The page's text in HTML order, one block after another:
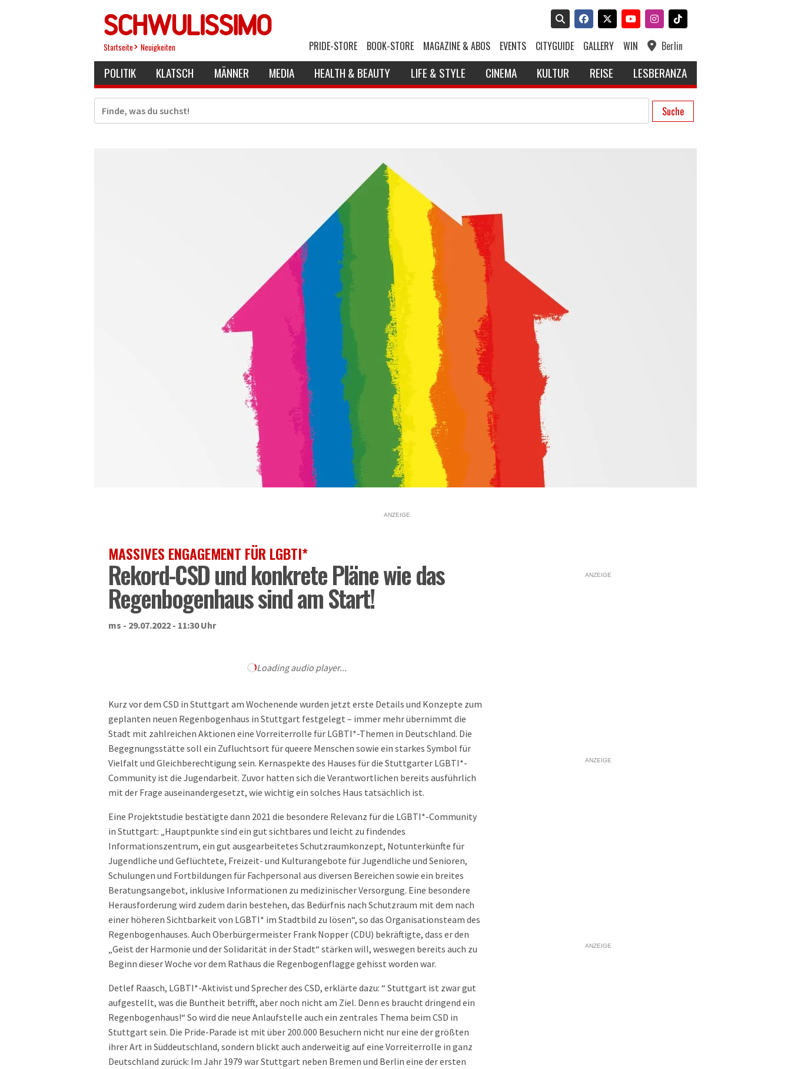
Startseite Neuigkeiten PRIDE-STORE BOOK-STORE MAGAZINE & ABOS EVENTS CITYGUIDE GALLERY WIN Berlin
POLITIK KLATSCH MÄNNER MEDIA HEALTH & BEAUTY LIFE & STYLE CINEMA KULTUR REISE LESBERANZA
Suche
ANZEIGE
MASSIVES ENGAGEMENT FÜR LGBTI*
Rekord-CSD und konkrete Pläne wie das
Regenbogenhaus sind am Start!
ms - 29.07.2022 - 11:30 Uhr
Loading audio player...
Kurz vor dem CSD in Stuttgart am Wochenende wurden jetzt erste Details und Konzepte zum
geplanten neuen Regenbogenhaus in Stuttgart festgelegt – immer mehr übernimmt die
Stadt mit zahlreichen Aktionen eine Vorreiterrolle für LGBTI*-Themen in Deutschland. Die
Begegnungsstätte soll ein Zufluchtsort für queere Menschen sowie ein starkes Symbol für
Vielfalt und Gleichberechtigung sein. Kernaspekte des Hauses für die Stuttgarter LGBTI*-
Community ist die Jugendarbeit. Zuvor hatten sich die Verantwortlichen bereits ausführlich
mit der Frage auseinandergesetzt, wie wichtig ein solches Haus tatsächlich ist.
Eine Projektstudie bestätigte dann 2021 die besondere Relevanz für die LGBTI*-Community
in Stuttgart: „Hauptpunkte sind ein gut sichtbares und leicht zu findendes
Informationszentrum, ein gut ausgearbeitetes Schutzraumkonzept, Notunterkünfte für
Jugendliche und Geflüchtete, Freizeit- und Kulturangebote für Jugendliche und Senioren,
Schulungen und Fortbildungen für Fachpersonal aus diversen Bereichen sowie ein breites
Beratungsangebot, inklusive Informationen zu medizinischer Versorgung. Eine besondere
Herausforderung wird zudem darin bestehen, das Bedürfnis nach Schutzraum mit dem nach
einer höheren Sichtbarkeit von LGBTI* im Stadtbild zu lösen“, so das Organisationsteam des
Regenbogenhauses. Auch Oberbürgermeister Frank Nopper (CDU) bekräftigte, dass er den
„Geist der Harmonie und der Solidarität in der Stadt“ stärken will, weswegen bereits auch zu
Beginn dieser Woche vor dem Rathaus die Regenbogenflagge gehisst worden war.
Detlef Raasch, LGBTI*-Aktivist und Sprecher des CSD, erklärte dazu: “ Stuttgart ist zwar gut
aufgestellt, was die Buntheit betrifft, aber noch nicht am Ziel. Denn es braucht dringend ein
Regenbogenhaus!“ So wird die neue Anlaufstelle auch ein zentrales Thema beim CSD in
Stuttgart sein. Die Pride-Parade ist mit über 200.000 Besuchern nicht nur eine der größten
ihrer Art in Süddeutschland, sondern blickt auch anderweitig auf eine Vorreiterrolle in ganz
Deutschland zurück: Im Jahr 1979 war Stuttgart neben Bremen und Berlin eine der ersten
ANZEIGE
ANZEIGE
ANZEIGE